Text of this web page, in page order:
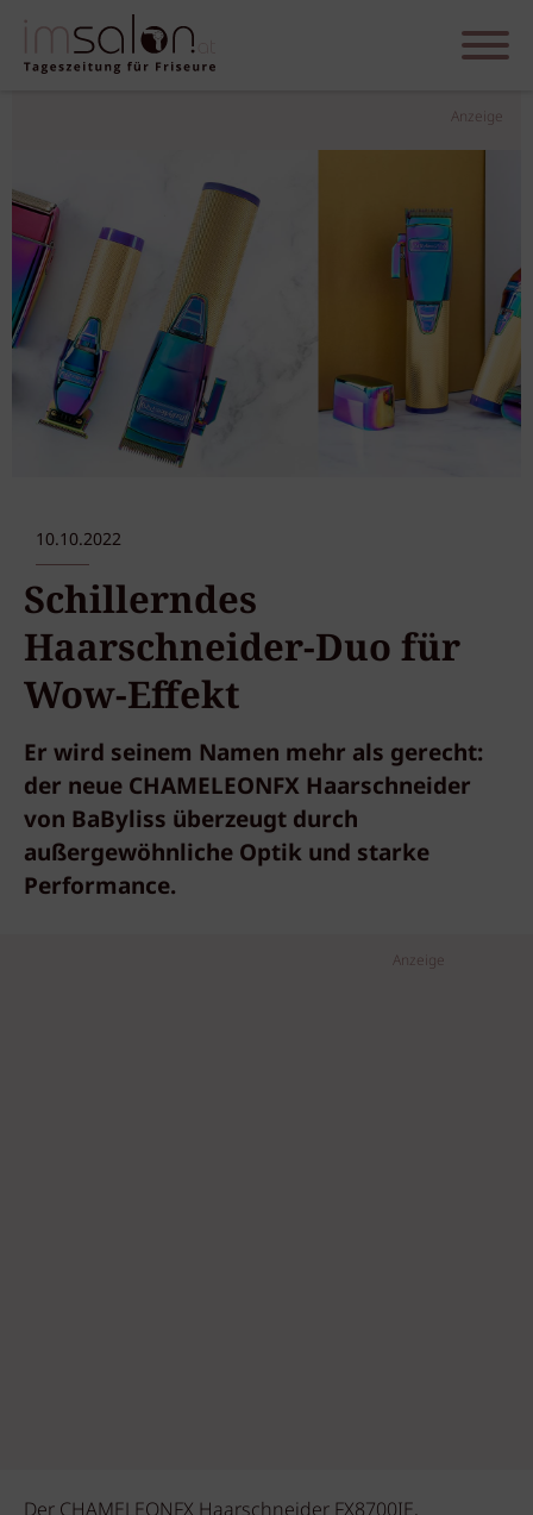
Anzeige
10.10.2022
Schillerndes
Haarschneider-Duo für
Wow-Effekt
Er wird seinem Namen mehr als gerecht:
der neue CHAMELEONFX Haarschneider
von BaByliss überzeugt durch
außergewöhnliche Optik und starke
Performance.
Anzeige